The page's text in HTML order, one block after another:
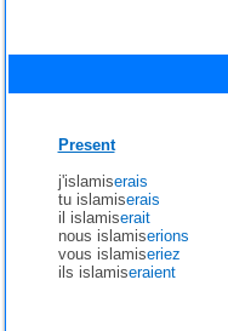
Present
j'islamiserais
tu islamiserais
il islamiserait
nous islamiserions
vous islamiseriez
ils islamiseraient